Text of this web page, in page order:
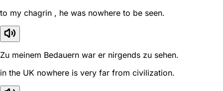
to my chagrin , he was nowhere to be seen.
Zu meinem Bedauern war er nirgends zu sehen.
in the UK nowhere is very far from civilization.